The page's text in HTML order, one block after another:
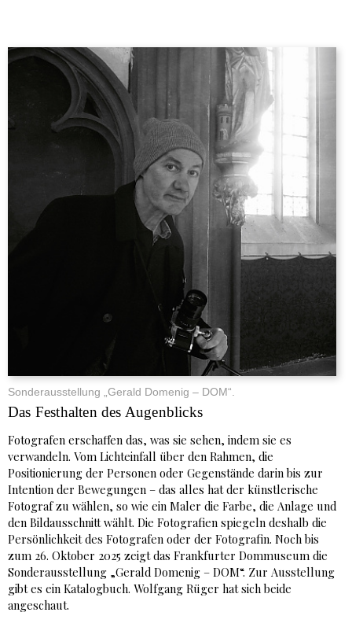
Sonderausstellung „Gerald Domenig – DOM“.
Das Festhalten des Augenblicks
Fotografen erschaffen das, was sie sehen, indem sie es
verwandeln. Vom Lichteinfall über den Rahmen, die
Positionierung der Personen oder Gegenstände darin bis zur
Intention der Bewegungen – das alles hat der künstlerische
Fotograf zu wählen, so wie ein Maler die Farbe, die Anlage und
den Bildausschnitt wählt. Die Fotografien spiegeln deshalb die
Persönlichkeit des Fotografen oder der Fotografin. Noch bis
zum 26. Oktober 2025 zeigt das Frankfurter Dommuseum die
Sonderausstellung „Gerald Domenig – DOM“. Zur Ausstellung
gibt es ein Katalogbuch. Wolfgang Rüger hat sich beide
angeschaut.